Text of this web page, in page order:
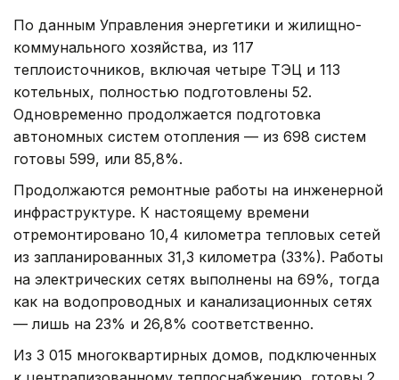
По данным Управления энергетики и жилищно-
коммунального хозяйства, из 117
теплоисточников, включая четыре ТЭЦ и 113
котельных, полностью подготовлены 52.
Одновременно продолжается подготовка
автономных систем отопления — из 698 систем
готовы 599, или 85,8%.
Продолжаются ремонтные работы на инженерной
инфраструктуре. К настоящему времени
отремонтировано 10,4 километра тепловых сетей
из запланированных 31,3 километра (33%). Работы
на электрических сетях выполнены на 69%, тогда
как на водопроводных и канализационных сетях
— лишь на 23% и 26,8% соответственно.
Из 3 015 многоквартирных домов, подключенных